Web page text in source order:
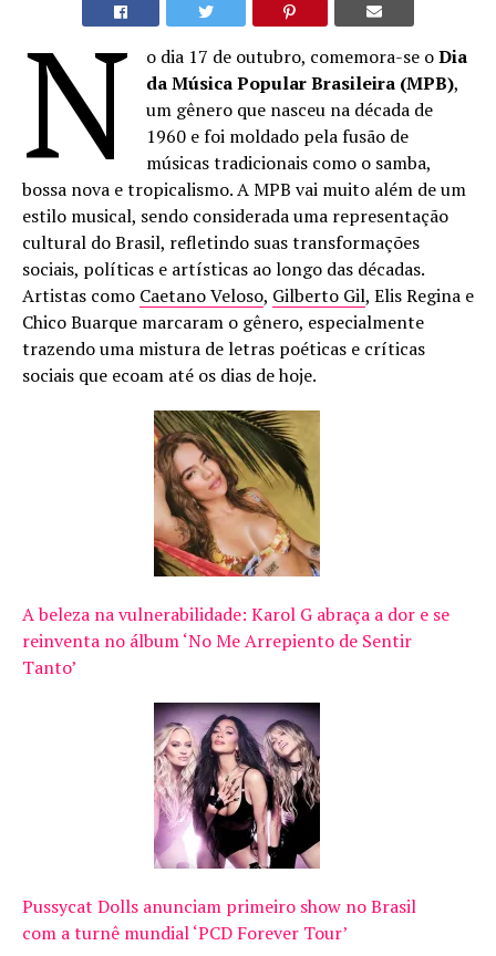
N o dia 17 de outubro, comemora-se oDia
da Música Popular Brasileira (MPB),
um gênero que nasceu na década de
1960 e foi moldado pela fusão de
músicas tradicionais como o samba,
bossa nova e tropicalismo. A MPB vai muito além de um
estilo musical, sendo considerada uma representação
cultural do Brasil, refletindo suas transformações
sociais, políticas e artísticas ao longo das décadas.
Artistas como Caetano Veloso, Gilberto Gil, Elis Regina e
Chico Buarque marcaram o gênero, especialmente
trazendo uma mistura de letras poéticas e críticas
sociais que ecoam até os dias de hoje.
A beleza na vulnerabilidade: Karol G abraça a dor e se
reinventa no álbum ‘No Me Arrepiento de Sentir
Tanto’
Pussycat Dolls anunciam primeiro show no Brasil
com a turnê mundial ‘PCD Forever Tour’